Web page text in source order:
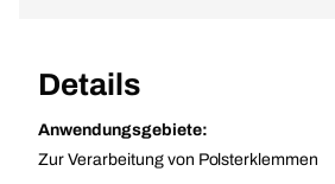
Details
Anwendungsgebiete:
Zur Verarbeitung von Polsterklemmen